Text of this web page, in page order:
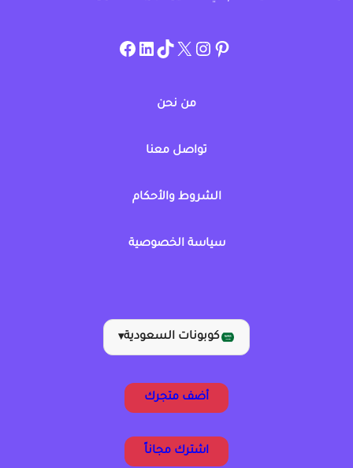
pinterest
allcouponat
twitter
TikTok
linkedin
facebook
من نحن
تواصل معنا
الشروط والأحكام
سياسة الخصوصية
كوبونات السعودية▾
أضف متجرك
اشترك مجاناً